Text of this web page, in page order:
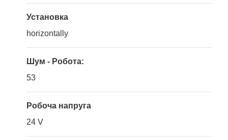
Установка
horizontally
Шум - Робота:
53
Робоча напруга
24 V